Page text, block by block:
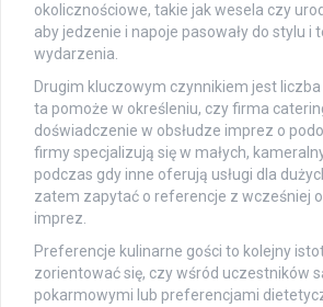
okolicznościowe, takie jak wesela czy
aby jedzenie i napoje pasowały do stylu i
wydarzenia.
Drugim kluczowym czynnikiem jest
ta pomoże w określeniu, czy firma
doświadczenie w obsłudze imprez o
firmy specjalizują się w małych,
podczas gdy inne oferują usługi dla
zatem zapytać o referencje z wcześniej
imprez.
Preferencje kulinarne gości to kolejny
zorientować się, czy wśród uczestników
pokarmowymi lub preferencjami